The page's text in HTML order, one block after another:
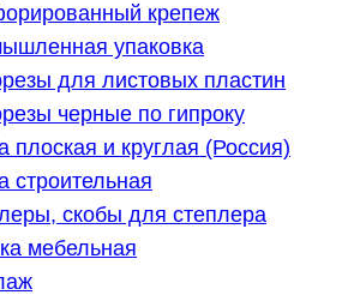
крепеж
упаковка
для листовых пластин
черные по гипроку
плоская и круглая (Россия)
строительная
скобы для степлера
мебельная